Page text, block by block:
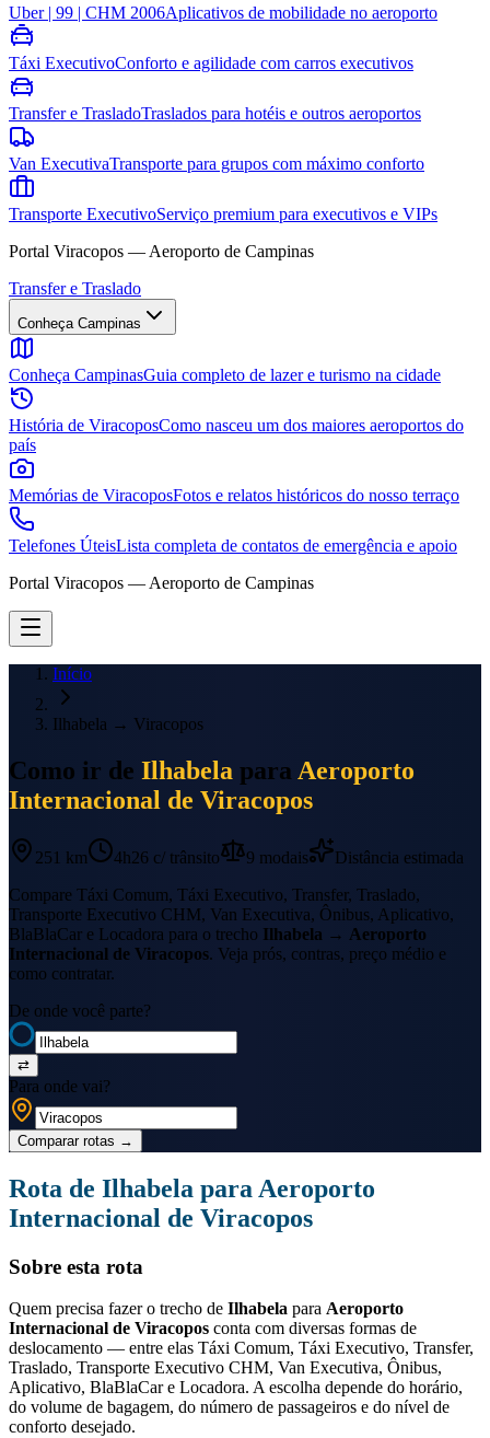
Uber | 99 | CHM 2006Aplicativos de mobilidade no aeroporto
Táxi ExecutivoConforto e agilidade com carros executivos
Transfer e TrasladoTraslados para hotéis e outros aeroportos
Van ExecutivaTransporte para grupos com máximo conforto
Transporte ExecutivoServiço premium para executivos e VIPs
Portal Viracopos — Aeroporto de Campinas
Transfer e Traslado
Conheça Campinas
Conheça CampinasGuia completo de lazer e turismo na cidade
História de ViracoposComo nasceu um dos maiores aeroportos do
país
Memórias de ViracoposFotos e relatos históricos do nosso terraço
Telefones ÚteisLista completa de contatos de emergência e apoio
Portal Viracopos — Aeroporto de Campinas
Início
Ilhabela → Viracopos
Como ir de Ilhabela para Aeroporto
Internacional de Viracopos
251 km 4h26 c/ trânsito 9 modais
Distância estimada
Compare Táxi Comum, Táxi Executivo, Transfer, Traslado,
Transporte Executivo CHM, Van Executiva, Ônibus, Aplicativo,
BlaBlaCar e Locadora para o trecho Ilhabela → Aeroporto
Internacional de Viracopos. Veja prós, contras, preço médio e
como contratar.
De onde você parte?
⇄
Para onde vai?
Comparar rotas →
Rota de Ilhabela para Aeroporto
Internacional de Viracopos
Sobre esta rota
Quem precisa fazer o trecho de Ilhabela para Aeroporto
Internacional de Viracopos conta com diversas formas de
deslocamento — entre elas Táxi Comum, Táxi Executivo, Transfer,
Traslado, Transporte Executivo CHM, Van Executiva, Ônibus,
Aplicativo, BlaBlaCar e Locadora. A escolha depende do horário,
do volume de bagagem, do número de passageiros e do nível de
conforto desejado.